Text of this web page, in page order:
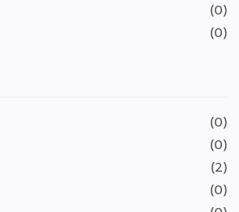
(0)
(0)
(0)
(0)
(2)
(0)